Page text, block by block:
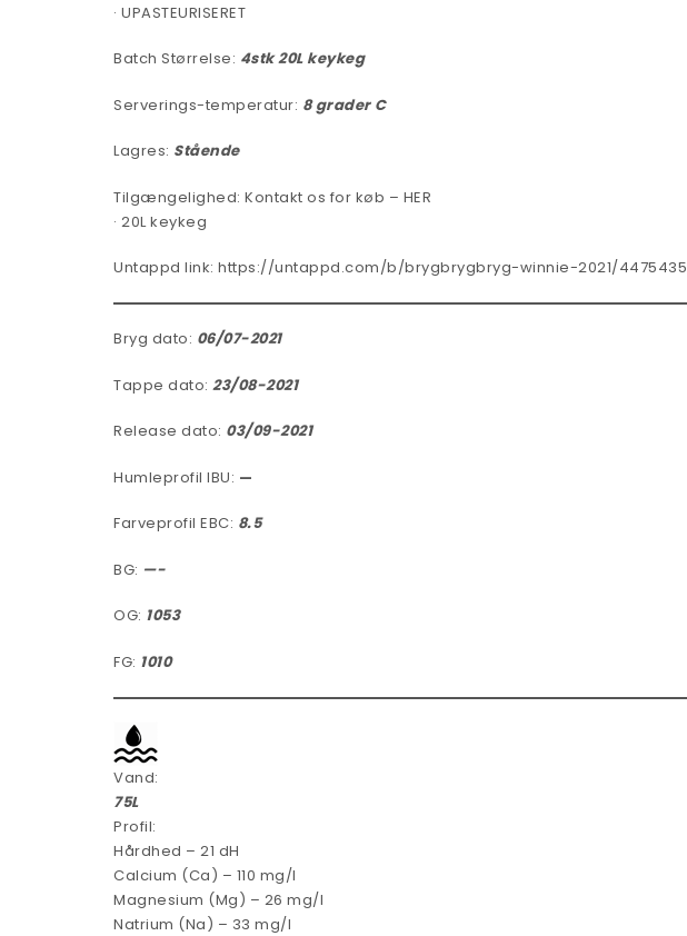
· UPASTEURISERET
Batch Størrelse: 4stk 20L keykeg
Serverings-temperatur: 8 grader C
Lagres: Stående
Tilgængelighed: Kontakt os for køb – HER
· 20L keykeg
Untappd link: https://untappd.com/b/brygbrygbryg-winnie-2021/4475435
Bryg dato: 06/07-2021
Tappe dato: 23/08-2021
Release dato: 03/09-2021
Humleprofil IBU: —
Farveprofil EBC: 8.5
BG: —-
OG: 1053
FG: 1010
Vand:
75L
Profil:
Hårdhed – 21 dH
Calcium (Ca) – 110 mg/l
Magnesium (Mg) – 26 mg/l
Natrium (Na) – 33 mg/l